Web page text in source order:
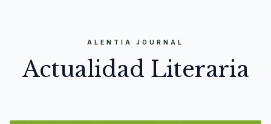
ALENTIA JOURNAL
Actualidad Literaria